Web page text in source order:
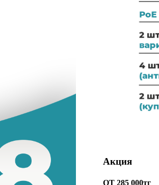
Акция
ОТ 285 000тг